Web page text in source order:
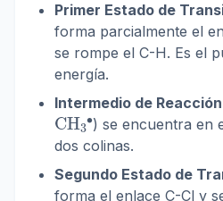
Primer Estado de
forma parcialmente el
se rompe el C-H. Es el
energía.
Intermedio de
CHA3A∙
) se encuentra en
dos colinas.
Segundo Estado de
forma el enlace C-Cl y